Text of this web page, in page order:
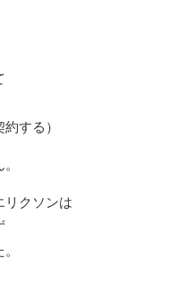
する）
リクソンは